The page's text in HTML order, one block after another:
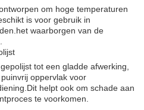
om hoge temperaturen
is voor gebruik in
waarborgen van de
tot een gladde afwerking,
oppervlak voor
helpt ook om schade aan
te voorkomen.